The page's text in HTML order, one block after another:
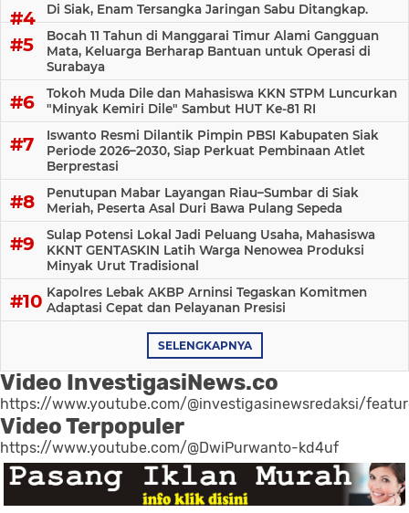
Di Siak, Enam Tersangka Jaringan Sabu Ditangkap.
Bocah 11 Tahun di Manggarai Timur Alami Gangguan
Mata, Keluarga Berharap Bantuan untuk Operasi di
Surabaya
Tokoh Muda Dile dan Mahasiswa KKN STPM Luncurkan
"Minyak Kemiri Dile" Sambut HUT Ke-81 RI
Iswanto Resmi Dilantik Pimpin PBSI Kabupaten Siak
Periode 2026–2030, Siap Perkuat Pembinaan Atlet
Berprestasi
Penutupan Mabar Layangan Riau–Sumbar di Siak
Meriah, Peserta Asal Duri Bawa Pulang Sepeda
Sulap Potensi Lokal Jadi Peluang Usaha, Mahasiswa
KKNT GENTASKIN Latih Warga Nenowea Produksi
Minyak Urut Tradisional
Kapolres Lebak AKBP Arninsi Tegaskan Komitmen
Adaptasi Cepat dan Pelayanan Presisi
SELENGKAPNYA
Video InvestigasiNews.co
https://www.youtube.com/@investigasinewsredaksi/
Video Terpopuler
https://www.youtube.com/@DwiPurwanto-kd4uf